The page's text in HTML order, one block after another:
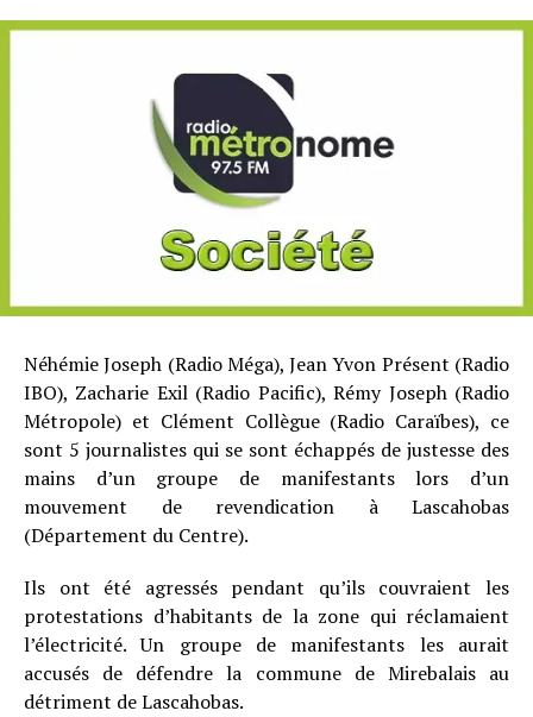
Néhémie Joseph (Radio Méga), Jean Yvon Présent (Radio
IBO), Zacharie Exil (Radio Pacific), Rémy Joseph (Radio
Métropole) et Clément Collègue (Radio Caraïbes), ce
sont 5 journalistes qui se sont échappés de justesse des
mains d’un groupe de manifestants lors d’un
mouvement de revendication à Lascahobas
(Département du Centre).
Ils ont été agressés pendant qu’ils couvraient les
protestations d’habitants de la zone qui réclamaient
l’électricité. Un groupe de manifestants les aurait
accusés de défendre la commune de Mirebalais au
détriment de Lascahobas.